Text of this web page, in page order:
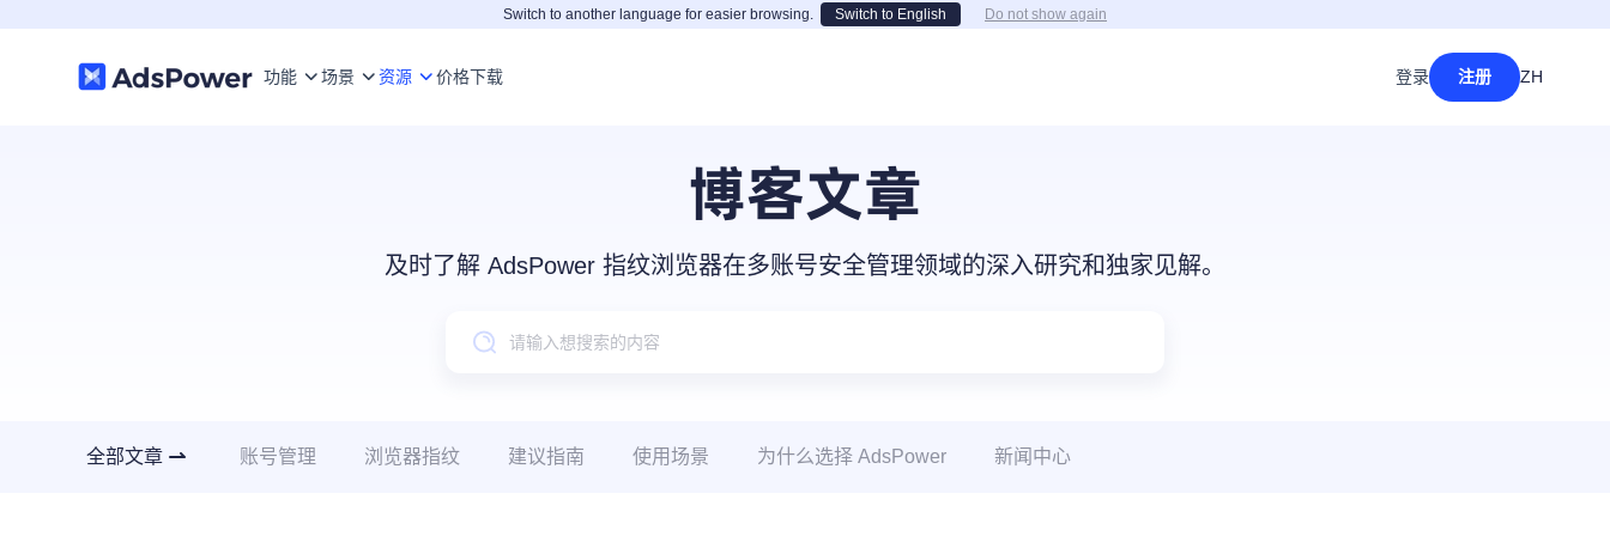
Switch to another language for easier browsing. Switch to English Do not show again
功能 场景 资源 价格下载 登录 注册 ZH
博客文章
及时了解 AdsPower 指纹浏览器在多账号安全管理领域的深入研究和独家见解。
全部文章 账号管理 浏览器指纹 建议指南 使用场景 为什么选择 AdsPower 新闻中心